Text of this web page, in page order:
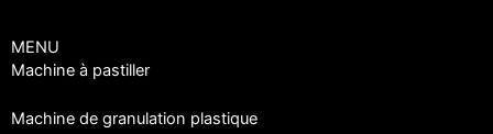
MENU
Machine à pastiller
Machine de granulation plastique